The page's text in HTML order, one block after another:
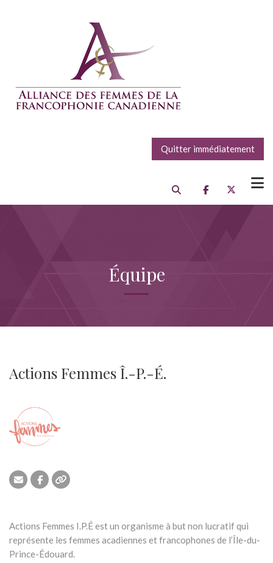
Quitter immédiatement
Équipe
Actions Femmes Î.-P.-É.
Actions Femmes I.P.É est un organisme à but non lucratif qui
représente les femmes acadiennes et francophones de l’Île-du-
Prince-Édouard.